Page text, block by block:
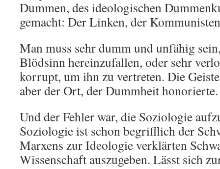
Dummen, des ideologischen
gemacht: Der Linken, der
Man muss sehr dumm und unfähig
Blödsinn hereinzufallen, oder sehr
korrupt, um ihn zu vertreten. Die
aber der Ort, der Dummheit honorierte.
Und der Fehler war, die Soziologie
Soziologie ist schon begrifflich der
Marxens zur Ideologie verklärten
Wissenschaft auszugeben. Lässt sich